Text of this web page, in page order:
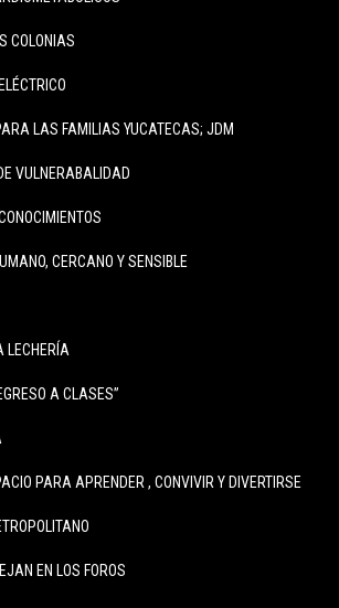
COLONIAS
LAS FAMILIAS YUCATECAS; JDM
VULNERABALIDAD
CERCANO Y SENSIBLE
LECHERÍA
A CLASES”
PARA APRENDER , CONVIVIR Y DIVERTIRSE
EN LOS FOROS